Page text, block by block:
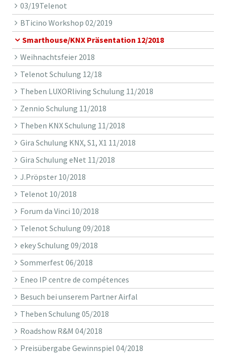
03/19Telenot
BTicino Workshop 02/2019
Smarthouse/KNX Präsentation 12/2018
Weihnachtsfeier 2018
Telenot Schulung 12/18
Theben LUXORliving Schulung 11/2018
Zennio Schulung 11/2018
Theben KNX Schulung 11/2018
Gira Schulung KNX, S1, X1 11/2018
Gira Schulung eNet 11/2018
J.Pröpster 10/2018
Telenot 10/2018
Forum da Vinci 10/2018
Telenot Schulung 09/2018
ekey Schulung 09/2018
Sommerfest 06/2018
Eneo IP centre de compétences
Besuch bei unserem Partner Airfal
Theben Schulung 05/2018
Roadshow R&M 04/2018
Preisübergabe Gewinnspiel 04/2018